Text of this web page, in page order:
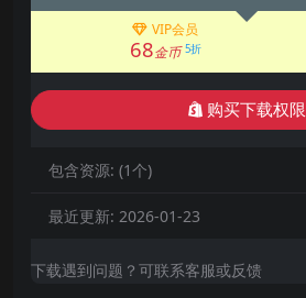
VIP会员
68金币 5折
购买下载权限
包含资源: (1个)
最近更新: 2026-01-23
下载遇到问题？可联系客服或反馈